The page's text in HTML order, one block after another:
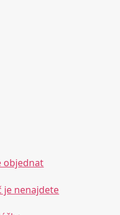
objednat
je nenajdete